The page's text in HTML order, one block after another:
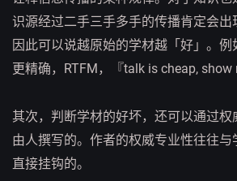
识源经过二手三手多手的传播肯定会出
因此可以说越原始的学材越「好」。
更精确，RTFM，『talk is cheap, show
其次，判断学材的好坏，还可以通过权
由人撰写的。作者的权威专业性往往
直接挂钩的。